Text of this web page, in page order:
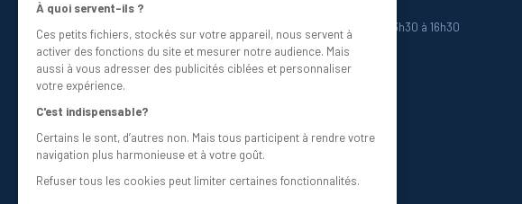
À quoi servent-ils ?
Ces petits fichiers, stockés sur votre appareil, nous servent à
activer des fonctions du site et mesurer notre audience. Mais
aussi à vous adresser des publicités ciblées et personnaliser
votre expérience.
C'est indispensable?
Certains le sont, d’autres non. Mais tous participent à rendre votre
navigation plus harmonieuse et à votre goût.
Refuser tous les cookies peut limiter certaines fonctionnalités.
Embout Wiha
Tournevis Porte
Embout Wiha
Tournevis
d'Électricien Wiha
Tournevis d'Atelier
Wiha
Clé
Du lundi au vendredi de 8h30 à 12h30 et 13h30 à 16h30
Écrivez-nous
info@bricovis.fr
Suivez-nous sur les réseaux !